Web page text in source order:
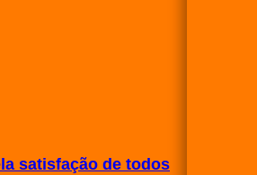
satisfação de todos